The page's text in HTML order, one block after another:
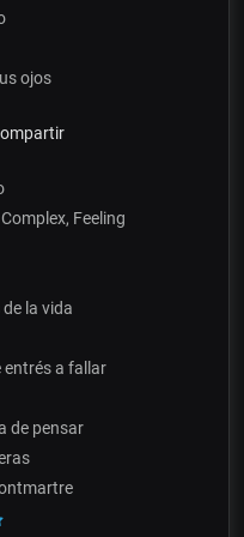
ojos
Feeling
la vida
entrés a fallar
de pensar